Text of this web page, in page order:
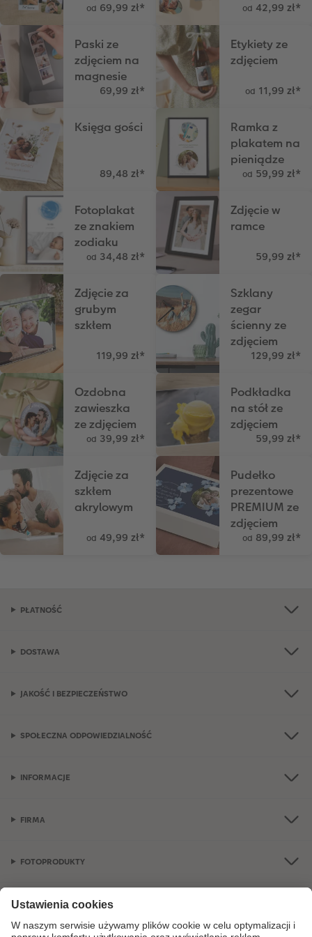
A5* pozioma
Kwadratowa mała
Kwadratowa XL
Przykłady klientów
Dodatki do fotoksiążki
Zdjęcia mini
Zdjęcie w ramce
Plakat PREMIUM
Pudełko ze zdjęciami
Dodatki do zdjęć
Dodatki do kalendarzy
Artykuły szkolne
Fotokartki
Etui ze zdjęciem
CEWE myPhotos
Dla miłośników zwierząt
Tablica powitalna
hexxas
Fotoobraz na drewnie
Fotoobraz wieloczęściowy
Kolaż zdjęć
CEWE myPhotos
Dodatki do fotoobrazów
Dodatki do fotoplakatów
Fotoplakat z kolażem liczbowym
od 69,99 zł* od 42,99 zł*
Paski ze
zdjęciem na
magnesie
69,99 zł*
Etykiety ze
zdjęciem
od 11,99 zł*
Księga gości
89,48 zł*
Ramka z
plakatem na
pieniądze
od 59,99 zł*
Fotoplakat
ze znakiem
zodiaku
od 34,48 zł*
Zdjęcie w
ramce
59,99 zł*
Zdjęcie za
grubym
szkłem
119,99 zł*
Szklany
zegar
ścienny ze
zdjęciem
129,99 zł*
Ozdobna
zawieszka
ze zdjęciem
od 39,99 zł*
Podkładka
na stół ze
zdjęciem
59,99 zł*
Zdjęcie za
szkłem
akrylowym
od 49,99 zł*
Pudełko
prezentowe
PREMIUM ze
zdjęciem
od 89,99 zł*
PŁATNOŚĆ
DOSTAWA
JAKOŚĆ I BEZPIECZEŃSTWO
SPOŁECZNA ODPOWIEDZIALNOŚĆ
INFORMACJE
FIRMA
FOTOPRODUKTY
OKAZJE I FOTOPREZENTY